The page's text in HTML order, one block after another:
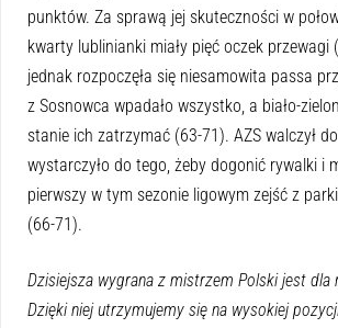
punktów. Za sprawą jej skuteczności w
kwarty lublinianki miały pięć oczek przewagi
jednak rozpoczęła się niesamowita passa
z Sosnowca wpadało wszystko, a biało-
stanie ich zatrzymać (63-71). AZS walczył
wystarczyło do tego, żeby dogonić rywalki i
pierwszy w tym sezonie ligowym zejść z
(66-71).
Dzisiejsza wygrana z mistrzem Polski jest dla
Dzięki niej utrzymujemy się na wysokiej